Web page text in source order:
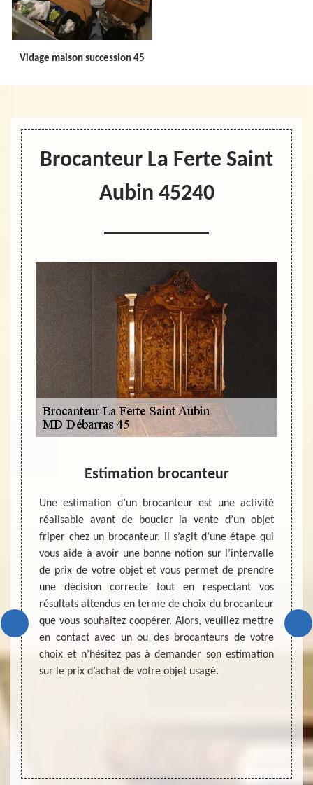
Vidage maison succession 45
Brocanteur La Ferte Saint
Aubin 45240
Une
sans
cette
vos
votre
Estimation brocanteur
Une estimation d’un brocanteur est une activité
réalisable avant de boucler la vente d’un objet
friper chez un brocanteur. Il s’agit d’une étape qui
vous aide à avoir une bonne notion sur l’intervalle
de prix de votre objet et vous permet de prendre
une décision correcte tout en respectant vos
résultats attendus en terme de choix du brocanteur
que vous souhaitez coopérer. Alors, veuillez mettre
en contact avec un ou des brocanteurs de votre
choix et n’hésitez pas à demander son estimation
sur le prix d’achat de votre objet usagé.
Tout
ne
votre
biens
faut
une
vous
ou